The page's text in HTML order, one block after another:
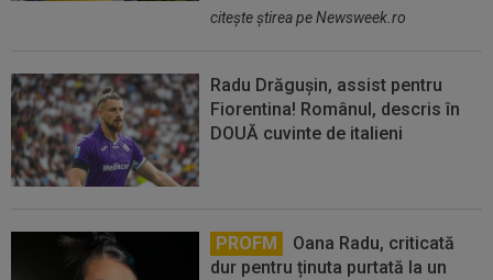
citeşte ştirea pe Newsweek.ro
Radu Drăgușin, assist pentru
Fiorentina! Românul, descris în
DOUĂ cuvinte de italieni
PROFM
Oana Radu, criticată
dur pentru ținuta purtată la un